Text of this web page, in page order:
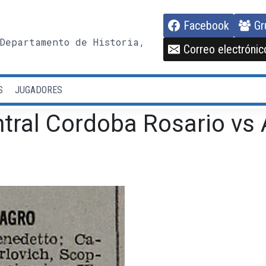
de Historia,
Facebook
Correo
JUGADORES
Cordoba Rosario